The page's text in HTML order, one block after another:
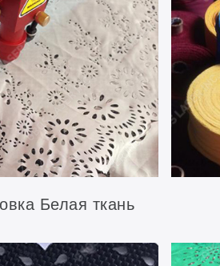
Белая ткань